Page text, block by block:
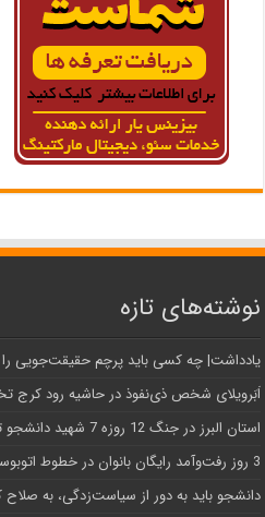
نوشته‌های تازه
یادداشت| ‌چه کسی باید پرچم حقیقت‌جویی را
اَبَر‌ویلای شخص ذی‌نفوذ در حاشیه‌ رود کرج
استان البرز در جنگ 12 روزه 7 شهید دانشجو تقدیم انقلاب کرد
3 روز رفت‌وآمد رایگان بانوان در خطوط اتوبوسرانی شهری کرج
دانشجو باید به دور از سیاست‌زدگی، به